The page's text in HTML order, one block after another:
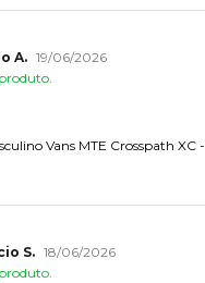
A. 19/06/2026
Vans MTE Crosspath XC -
S. 18/06/2026